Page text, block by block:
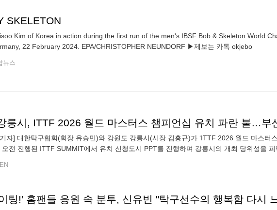
SKELETON
Kim of Korea in action during the first run of the men's IBSF Bob & Skeleton World
Winterberg, Germany, 22 February 2024. EPA/CHRISTOPHER NEUNDORF ▶제보는 카톡 okjebo
뉴스
자] 대한탁구협회(회장 유승민)와 강원도 강릉시(시장 김홍규)가 ‘ITTF 2026 월드 마스터
전 진행된 ITTF SUMMIT에서 유치 신청도시 PPT를 진행하며 강릉시의 개최 당위성을 피
팅!' 홈팬들 응원 속 분투, 신유빈 "탁구선수의 행복함 다시